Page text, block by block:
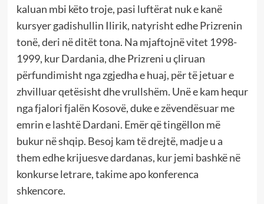
kaluan mbi këto troje, pasi luftërat nuk e kanë
kursyer gadishullin Ilirik, natyrisht edhe Prizrenin
tonë, deri në ditët tona. Na mjaftojnë vitet 1998-
1999, kur Dardania, dhe Prizreni u çliruan
përfundimisht nga zgjedha e huaj, për të jetuar e
zhvilluar qetësisht dhe vrullshëm. Unë e kam hequr
nga fjalori fjalën Kosovë, duke e zëvendësuar me
emrin e lashtë Dardani. Emër që tingëllon më
bukur në shqip. Besoj kam të drejtë, madje u a
them edhe krijuesve dardanas, kur jemi bashkë në
konkurse letrare, takime apo konferenca
shkencore.